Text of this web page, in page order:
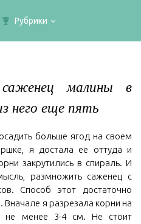
Рубрики
малины в
него еще пять
больше ягод на своем
я достала ее оттуда и
закрутились в спираль. И
размножить саженец с
Способ этот достаточно
я разрезала корни на
не менее 3-4 см. Не стоит